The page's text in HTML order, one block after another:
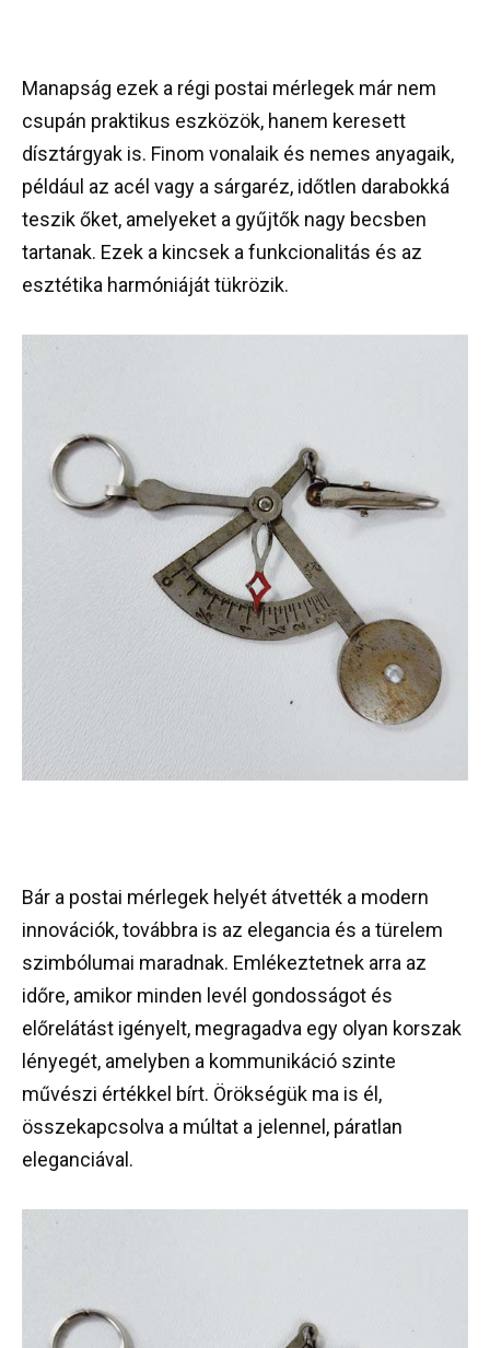
Manapság ezek a régi postai mérlegek már nem
csupán praktikus eszközök, hanem keresett
dísztárgyak is. Finom vonalaik és nemes anyagaik,
például az acél vagy a sárgaréz, időtlen darabokká
teszik őket, amelyeket a gyűjtők nagy becsben
tartanak. Ezek a kincsek a funkcionalitás és az
esztétika harmóniáját tükrözik.
Bár a postai mérlegek helyét átvették a modern
innovációk, továbbra is az elegancia és a türelem
szimbólumai maradnak. Emlékeztetnek arra az
időre, amikor minden levél gondosságot és
előrelátást igényelt, megragadva egy olyan korszak
lényegét, amelyben a kommunikáció szinte
művészi értékkel bírt. Örökségük ma is él,
összekapcsolva a múltat a jelennel, páratlan
eleganciával.